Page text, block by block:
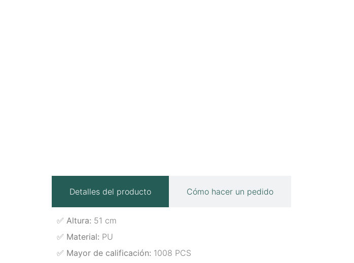
Detalles del producto Cómo hacer un pedido
✅ Altura: 51 cm
✅ Material: PU
✅ Mayor de calificación: 1008 PCS